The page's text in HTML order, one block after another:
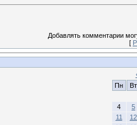
Добавлять комментарии
[
Пн
Вт
4
5
11
12